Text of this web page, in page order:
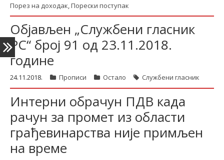
Порез на доходак,Порески поступак
Објављен „Службени гласник
РС“ број 91 од 23.11.2018.
године
24.11.2018. Прописи Остало Службени гласник
Интерни обрачун ПДВ када
рачун за промет из области
грађевинарства није примљен
на време